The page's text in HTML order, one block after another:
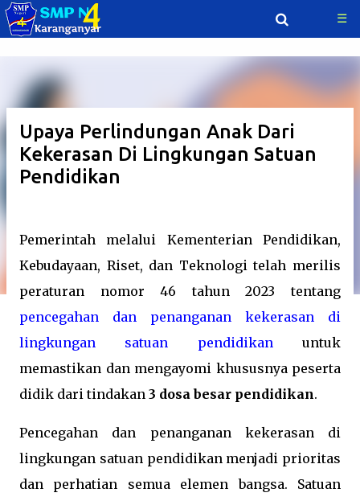
☰
Upaya Perlindungan Anak Dari
Kekerasan Di Lingkungan Satuan
Pendidikan
Pemerintah melalui Kementerian Pendidikan,
Kebudayaan, Riset, dan Teknologi telah merilis
peraturan nomor 46 tahun 2023 tentang
pencegahan dan penanganan kekerasan di
lingkungan satuan pendidikanuntuk
memastikan dan mengayomi khususnya peserta
didik dari tindakan 3 dosa besar pendidikan.
Pencegahan dan penanganan kekerasan di
lingkungan satuan pendidikan menjadi prioritas
dan perhatian semua elemen bangsa. Satuan